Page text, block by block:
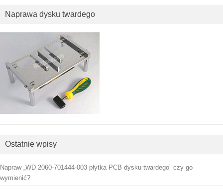
Naprawa dysku twardego
Ostatnie wpisy
Napraw „WD 2060-701444-003 płytka PCB dysku twardego” czy go
wymienić?